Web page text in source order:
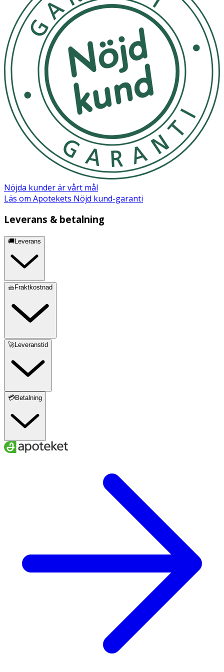
BUTTER, RUBUS CHAMAEMORUS (CLOUDBERRY) SEED
EXTRACT, PANTHENOL, TOCOPHERYL ACETATE,
PHENOXYETHANOL, MICA, ASCORBYL GLUCOSIDE,
HYDROXYACETOPHENONE, PROPANEDIOL, SODIUM
POLYGLUTAMATE, UNDECANE, CETYL PALMITATE,
SODIUM STEAROYL GLUTAMATE, HYDROLYZED RICE
PROTEIN, TRIDECANE, TOCOPHEROL, ALLANTOIN,
XANTHAN GUM, SODIUM HYDROXIDE, HELIANTHUS
ANNUUS (SUNFLOWER) SEED OIL,
ETHYLHEXYLGLYCERIN, DISODIUM EDTA, ADENOSINE,
SODIUM CITRATE, SODIUM BENZOATE, BIOSACCHARIDE
GUM-1, GLYCINE SOJA (SOYBEAN) PROTEIN,
HYDROLYZED HYALURONIC ACID, SUPEROXIDE
DISMUTASE, POTASSIUM SORBATE, SODIUM DEXTRAN
SULFATE, CITRIC ACID, (CI 77891) TITANIUM DIOXIDE.
Nöjda kunder är vårt mål
Läs om Apotekets Nöjd kund-garanti
Leverans & betalning
🚚Leverans
🧺Fraktkostnad
🚀Leveranstid
💳Betalning